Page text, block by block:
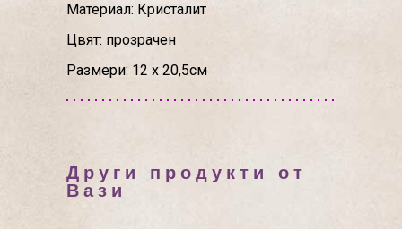
Материал: Кристалит
Цвят: прозрачен
Размери: 12 х 20,5см
Други продукти от
Вази